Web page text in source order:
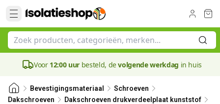
Voor 12:00 uur besteld, devolgende werkdag in huis
Bevestigingsmateriaal
Schroeven
Dakschroeven
Dakschroeven drukverdeelplaat kunststof